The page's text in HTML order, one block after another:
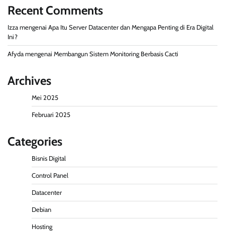
Recent Comments
Izza mengenai Apa Itu Server Datacenter dan Mengapa Penting di Era Digital
Ini?
Afyda mengenai Membangun Sistem Monitoring Berbasis Cacti
Archives
Mei 2025
Februari 2025
Categories
Bisnis Digital
Control Panel
Datacenter
Debian
Hosting